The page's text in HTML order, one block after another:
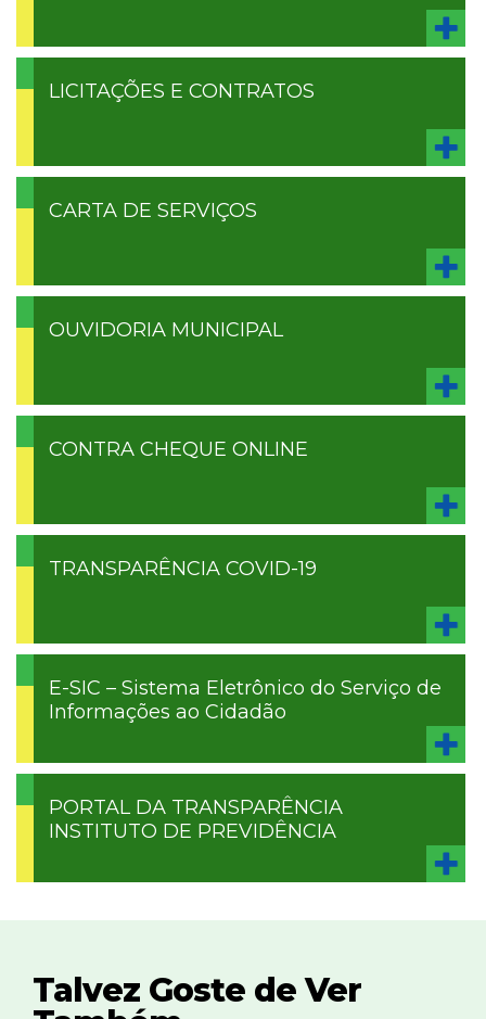
LICITAÇÕES E CONTRATOS
CARTA DE SERVIÇOS
OUVIDORIA MUNICIPAL
CONTRA CHEQUE ONLINE
TRANSPARÊNCIA COVID-19
E-SIC – Sistema Eletrônico do Serviço de
Informações ao Cidadão
PORTAL DA TRANSPARÊNCIA
INSTITUTO DE PREVIDÊNCIA
Talvez Goste de Ver